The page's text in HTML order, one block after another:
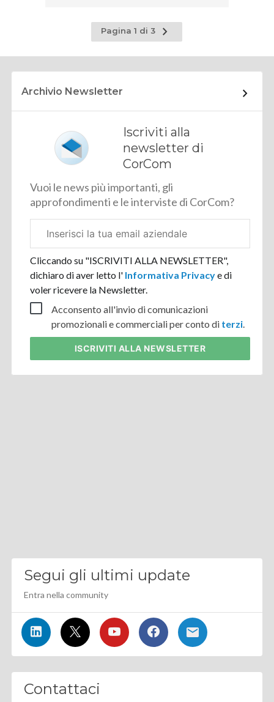
Pagina 1 di 3
Pagina
successiva
Archivio Newsletter
Iscriviti alla
newsletter di
CorCom
Vuoi le news più importanti, gli
approfondimenti e le interviste di CorCom?
aziendale
Cliccando su "ISCRIVITI ALLA NEWSLETTER",
dichiaro di aver letto l' Informativa Privacye di
voler ricevere la Newsletter.
Acconsento all'invio di comunicazioni
promozionali e commerciali per conto di terzi.
ISCRIVITI ALLA NEWSLETTER
Segui gli ultimi update
Entra nella community
Contattaci